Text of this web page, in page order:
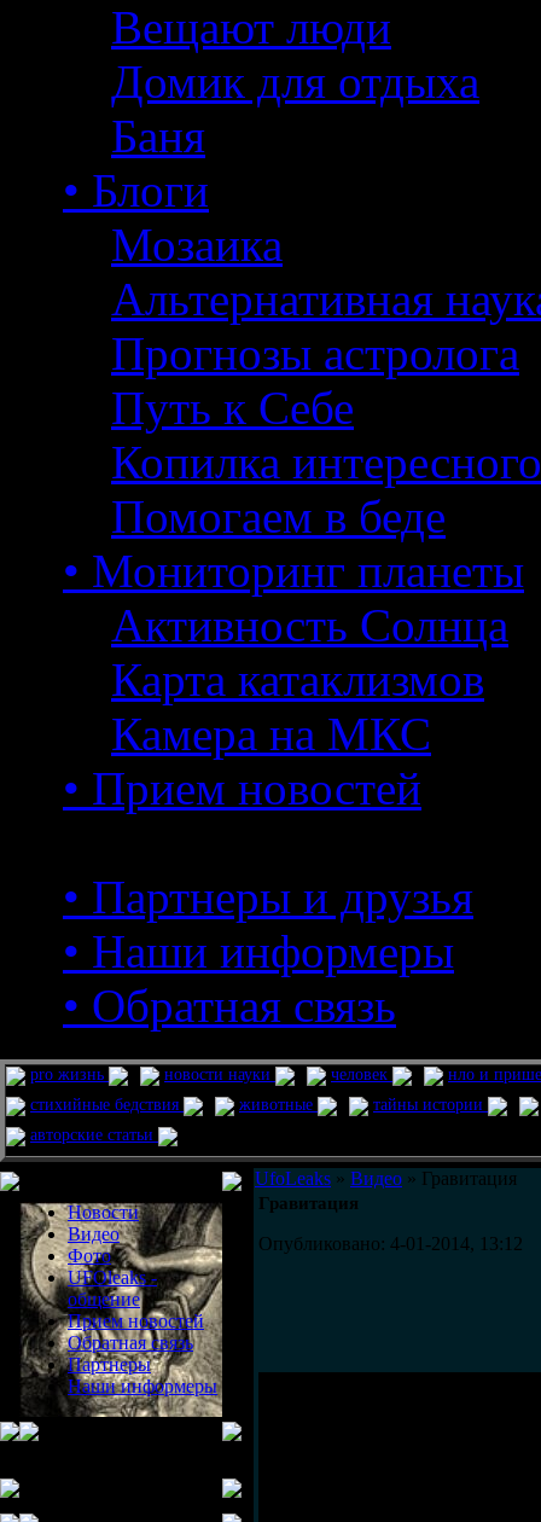
Вещают люди
Домик для отдыха
Баня
• Блоги
Мозаика
Альтернативная
Прогнозы астролога
Путь к Себе
Копилка интересного
Помогаем в беде
• Мониторинг планеты
Активность Солнца
Карта катаклизмов
Камера на МКС
• Прием новостей
• Партнеры и друзья
• Наши информеры
• Обратная связь
pro жизнь новости науки человек
нло и
стихийные бедствия
животные
тайны истории
авторские статьи
Новости
Видео
Фото
UFOleaks -
общение
Прием новостей
Обратная связь
Партнеры
Наши информеры
UfoLeaks » Видео » Гравитация
Гравитация
Опубликовано: 4-01-2014, 13:12